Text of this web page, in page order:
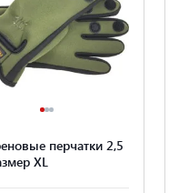
перчатки 2,5
XL